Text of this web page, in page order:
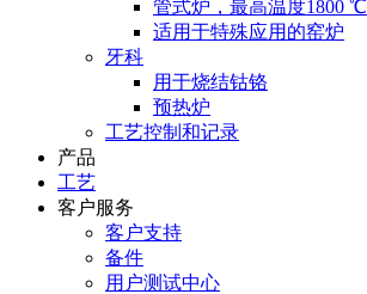
管式炉，最高温度1800 ℃
适用于特殊应用的窑炉
牙科
用于烧结钴铬
预热炉
工艺控制和记录
产品
工艺
客户服务
客户支持
备件
用户测试中心